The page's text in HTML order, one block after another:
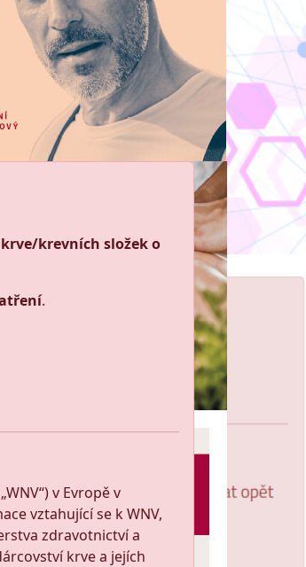
krevních složek o
.
v Evropě v
vztahující se k WNV,
zdravotnictví a
krve a jejích